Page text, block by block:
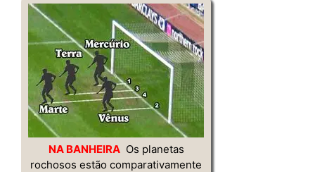
NA BANHEIRAOs planetas
rochosos estão comparativamente